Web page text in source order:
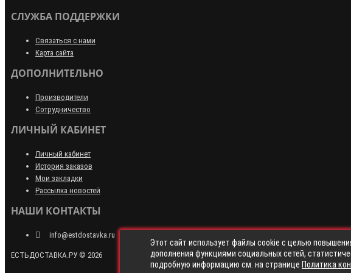
СЛУЖБА ПОДДЕРЖКИ
Связаться с нами
Карта сайта
ДОПОЛНИТЕЛЬНО
Производители
Сотрудничество
ЛИЧНЫЙ КАБИНЕТ
Личный кабинет
История заказов
Мои закладки
Рассылка новостей
НАШИ КОНТАКТЫ
info@estdostavka.ru
ЕСТЬДОСТАВКА.РУ © 2026
Этот сайт использует файлы cookie с целью
дополнения функциями социальных сетей,
подробную информацию см. на странице Политика